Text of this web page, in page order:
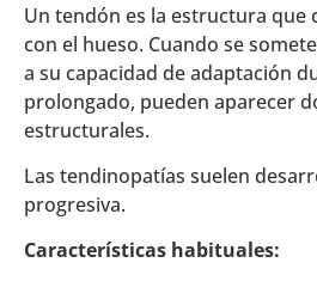
Un tendón es la estructura que
con el hueso. Cuando se
a su capacidad de adaptación
prolongado, pueden aparecer
estructurales.
Las tendinopatías suelen
progresiva.
Características habituales: